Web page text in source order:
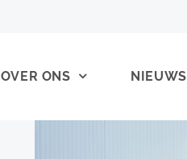
OVER ONS NIEUWS